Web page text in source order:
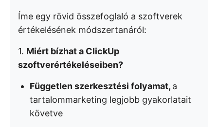
Íme egy rövid összefoglaló a szoftverek
értékelésének módszertanáról:
1. Miért bízhat a ClickUp
szoftverértékeléseiben?
Független szerkesztési folyamat, a
tartalommarketing legjobb gyakorlatait
követve